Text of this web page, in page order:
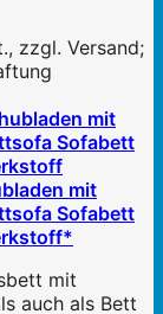
zzgl. Versand;
mit
Sofabett
mit
auch als Bett